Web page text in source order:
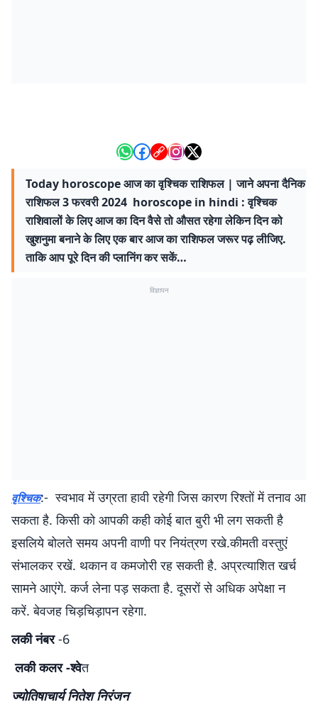
Today horoscope आज का वृश्चिक राशिफल | जाने अपना दैनिक
राशिफल 3 फरवरी 2024 horoscope in hindi : वृश्चिक
राशिवालों के लिए आज का दिन वैसे तो औसत रहेगा लेकिन दिन को
खुशनुमा बनाने के लिए एक बार आज का राशिफल जरूर पढ़ लीजिए.
ताकि आप पूरे दिन की प्लानिंग कर सकें…
विज्ञापन
वृश्चिक:- स्वभाव में उग्रता हावी रहेगी जिस कारण रिश्तों में तनाव आ
सकता है. किसी को आपकी कही कोई बात बुरी भी लग सकती है
इसलिये बोलते समय अपनी वाणी पर नियंत्रण रखे.कीमती वस्तुएं
संभालकर रखें. थकान व कमजोरी रह सकती है. अप्रत्याशित खर्च
सामने आएंगे. कर्ज लेना पड़ सकता है. दूसरों से अधिक अपेक्षा न
करें. बेवजह चिड़चिड़ापन रहेगा.
लकी नंबर-6
लकी कलर -श्वेत
ज्योतिषाचार्य नितेश निरंजन